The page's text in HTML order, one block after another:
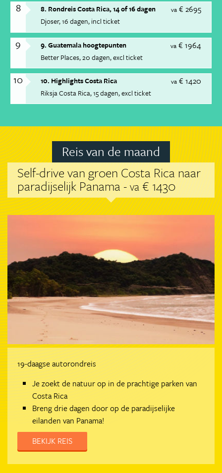
8 va € 2695
8. Rondreis Costa Rica, 14 of 16 dagen
Djoser 16 dagen incl ticket
9 va € 1964
9. Guatemala hoogtepunten
Better Places 20 dagen excl ticket
10 va € 1420
10. Highlights Costa Rica
Riksja Costa Rica 15 dagen excl ticket
Reis van de maand
Self-drive van groen Costa Rica naar
paradijselijk Panama -va € 1430
19-daagse autorondreis
Je zoekt de natuur op in de prachtige parken van
Costa Rica
Breng drie dagen door op de paradijselijke
eilanden van Panama!
BEKIJK REIS